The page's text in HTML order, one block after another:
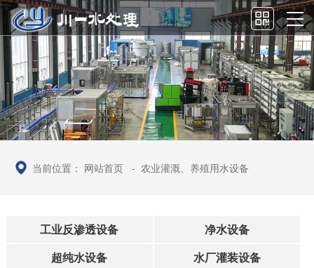
当前位置： 网站首页 -农业灌溉、养殖用水设备
工业反渗透设备
净水设备
超纯水设备
水厂灌装设备